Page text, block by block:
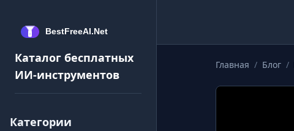
Каталог бесплатных
ИИ-инструментов
Категории
Главная / Блог /